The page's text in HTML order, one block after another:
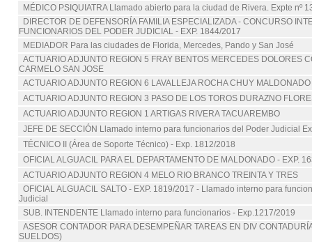
MÉDICO PSIQUIATRA Llamado abierto para la ciudad de Rivera. Expte nº
DIRECTOR DE DEFENSORÍA FAMILIA ESPECIALIZADA - CONCURSO
FUNCIONARIOS DEL PODER JUDICIAL - EXP. 1844/2017
MEDIADOR Para las ciudades de Florida, Mercedes, Pando y San José
ACTUARIO ADJUNTO REGION 5 FRAY BENTOS MERCEDES DOLORES
CARMELO SAN JOSE
ACTUARIO ADJUNTO REGION 6 LAVALLEJA ROCHA CHUY
ACTUARIO ADJUNTO REGION 3 PASO DE LOS TOROS DURAZNO
ACTUARIO ADJUNTO REGION 1 ARTIGAS RIVERA TACUAREMBO
JEFE DE SECCIÓN Llamado interno para funcionarios del Poder Judicial
TÉCNICO II (Área de Soporte Técnico) - Exp. 1812/2018
OFICIAL ALGUACIL PARA EL DEPARTAMENTO DE MALDONADO - EXP.
ACTUARIO ADJUNTO REGION 4 MELO RIO BRANCO TREINTA Y TRES
OFICIAL ALGUACIL SALTO - EXP. 1819/2017 - Llamado interno para
Judicial
SUB. INTENDENTE Llamado interno para funcionarios - Exp.1217/2019
ASESOR CONTADOR PARA DESEMPEÑAR TAREAS EN DIV
SUELDOS)